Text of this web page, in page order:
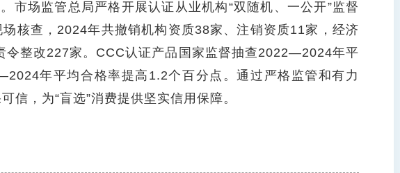
市场监管总局严格开展认证从业机构“双随机、一公开”监督
核查，2024年共撤销机构资质38家、注销资质11家，经济
令整改227家。CCC认证产品国家监督抽查2022—2024年平
年平均合格率提高1.2个百分点。通过严格监管和有力
信，为“盲选”消费提供坚实信用保障。